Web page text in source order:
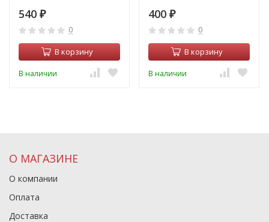
31W
540 ₽
0
В корзину
В наличии
Accessorises TRA005CI-31W
400 ₽
0
В корзину
В наличии
О МАГАЗИНЕ
О компании
Оплата
Доставка